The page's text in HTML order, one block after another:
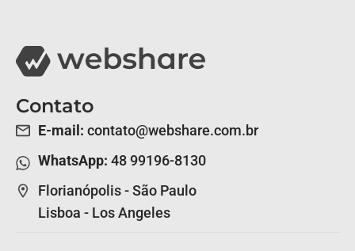
Contato
E-mail: contato@webshare.com.br
WhatsApp: 48 99196-8130
Florianópolis - São Paulo
Lisboa - Los Angeles